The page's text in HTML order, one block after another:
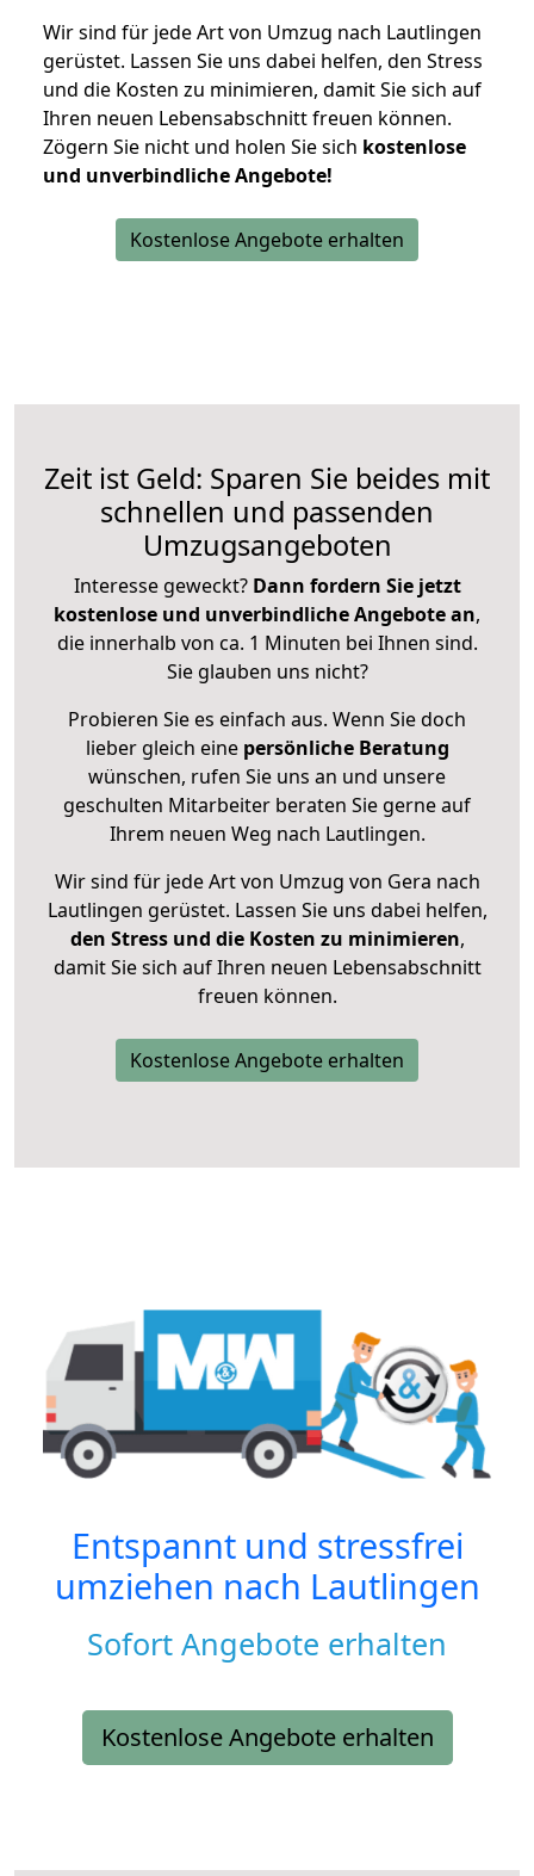
Wir sind für jede Art von Umzug nach Lautlingen
gerüstet. Lassen Sie uns dabei helfen, den Stress
und die Kosten zu minimieren, damit Sie sich auf
Ihren neuen Lebensabschnitt freuen können.
Zögern Sie nicht und holen Sie sich kostenlose
und unverbindliche Angebote!
Kostenlose Angebote erhalten
Zeit ist Geld: Sparen Sie beides mit
schnellen und passenden
Umzugsangeboten
Interesse geweckt? Dann fordern Sie jetzt
kostenlose und unverbindliche Angebote an,
die innerhalb von ca. 1 Minuten bei Ihnen sind.
Sie glauben uns nicht?
Probieren Sie es einfach aus. Wenn Sie doch
lieber gleich eine persönliche Beratung
wünschen, rufen Sie uns an und unsere
geschulten Mitarbeiter beraten Sie gerne auf
Ihrem neuen Weg nach Lautlingen.
Wir sind für jede Art von Umzug von Gera nach
Lautlingen gerüstet. Lassen Sie uns dabei helfen,
den Stress und die Kosten zu minimieren,
damit Sie sich auf Ihren neuen Lebensabschnitt
freuen können.
Kostenlose Angebote erhalten
Entspannt und stressfrei
umziehen nach Lautlingen
Sofort Angebote erhalten
Kostenlose Angebote erhalten